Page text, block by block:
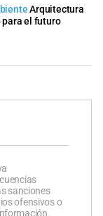
Arquitectura
el futuro
sanciones
ofensivos o